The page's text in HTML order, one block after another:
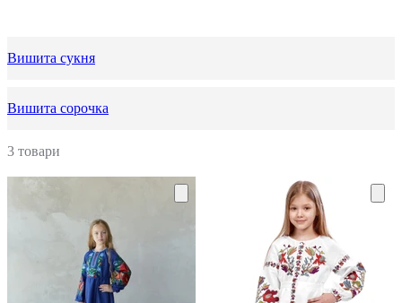
Вишита сукня
Вишита сорочка
3 товари